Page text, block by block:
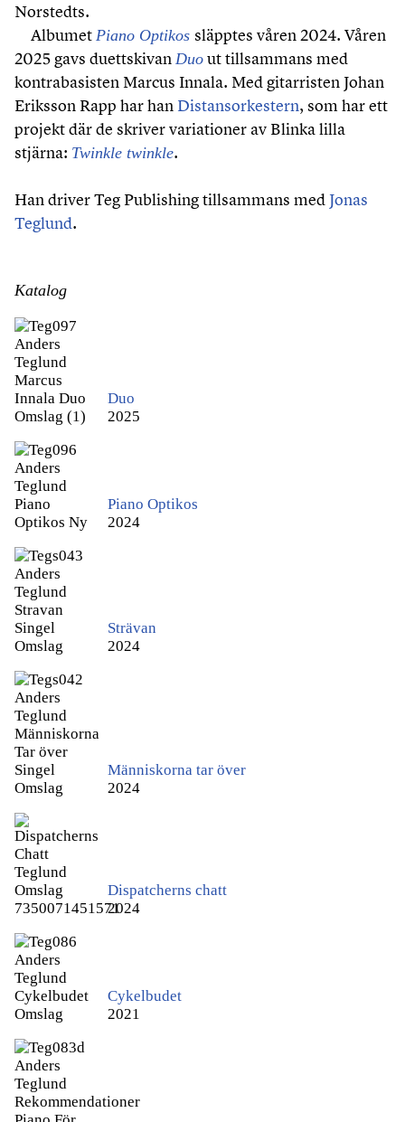
Norstedts.
Albumet Piano Optikos släpptes våren 2024. Våren
2025 gavs duettskivan Duo ut tillsammans med
kontrabasisten Marcus Innala. Med gitarristen Johan
Eriksson Rapp har han Distansorkestern, som har ett
projekt där de skriver variationer av Blinka lilla
stjärna: Twinkle twinkle.
Han driver Teg Publishing tillsammans medJonas
Teglund.
Katalog
Duo
2025
Piano Optikos
2024
Strävan
2024
Människorna tar över
2024
Dispatcherns chatt
2024
Cykelbudet
2021